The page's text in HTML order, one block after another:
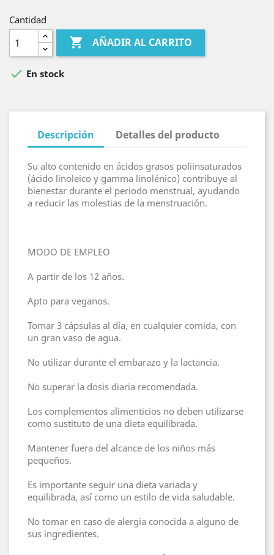
Cantidad
 AÑADIR AL CARRITO
 En stock
Descripción Detalles del producto
Su alto contenido en ácidos grasos poliinsaturados
(ácido linoleico y gamma linolénico) contribuye al
bienestar durante el periodo menstrual, ayudando
a reducir las molestias de la menstruación.
MODO DE EMPLEO
A partir de los 12 años.
Apto para veganos.
Tomar 3 cápsulas al día, en cualquier comida, con
un gran vaso de agua.
No utilizar durante el embarazo y la lactancia.
No superar la dosis diaria recomendada.
Los complementos alimenticios no deben utilizarse
como sustituto de una dieta equilibrada.
Mantener fuera del alcance de los niños más
pequeños.
Es importante seguir una dieta variada y
equilibrada, así como un estilo de vida saludable.
No tomar en caso de alergia conocida a alguno de
sus ingredientes.